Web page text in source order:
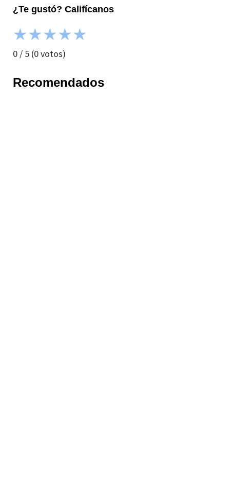
¿Te gustó? Califícanos
★★★★★
0 / 5 (0votos)
Recomendados